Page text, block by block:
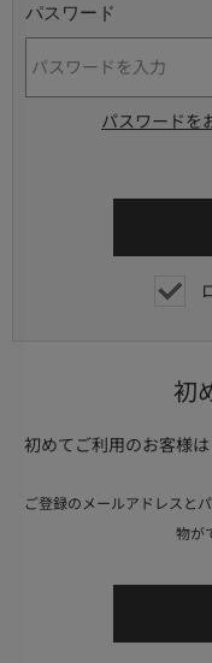
パスワード
パスワードを
初
初めてご利用のお客様
ご登録のメールアドレスと
物が